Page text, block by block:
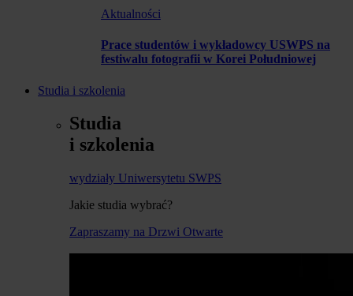
Aktualności
Prace studentów i wykładowcy USWPS na
festiwalu fotografii w Korei Południowej
Studia i szkolenia
Studia
i szkolenia
wydziały Uniwersytetu SWPS
Jakie studia wybrać?
Zapraszamy na Drzwi Otwarte